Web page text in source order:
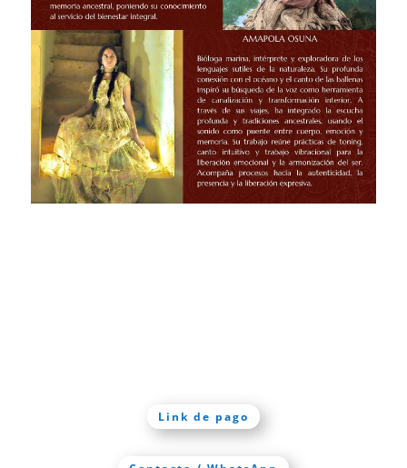
Link de pago